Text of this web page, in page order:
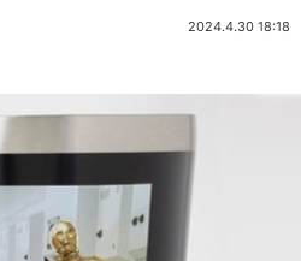
2024.4.30 18:18